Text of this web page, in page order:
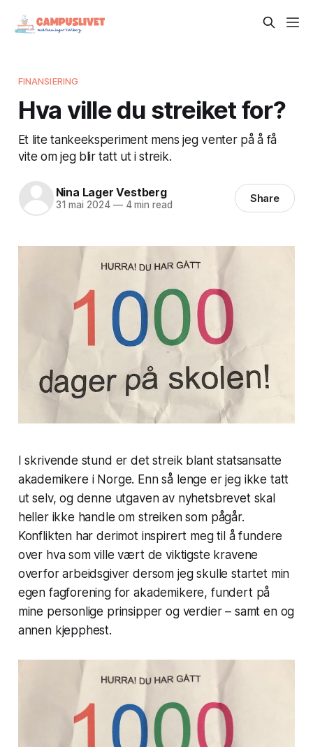
FINANSIERING
Hva ville du streiket for?
Et lite tankeeksperiment mens jeg venter på å få
vite om jeg blir tatt ut i streik.
Nina Lager Vestberg
31 mai 2024 —4 min read Share
I skrivende stund er det streik blant statsansatte
akademikere i Norge. Enn så lenge er jeg ikke tatt
ut selv, og denne utgaven av nyhetsbrevet skal
heller ikke handle om streiken som pågår.
Konflikten har derimot inspirert meg til å fundere
over hva som ville vært de viktigste kravene
overfor arbeidsgiver dersom jeg skulle startet min
egen fagforening for akademikere, fundert på
mine personlige prinsipper og verdier – samt en og
annen kjepphest.